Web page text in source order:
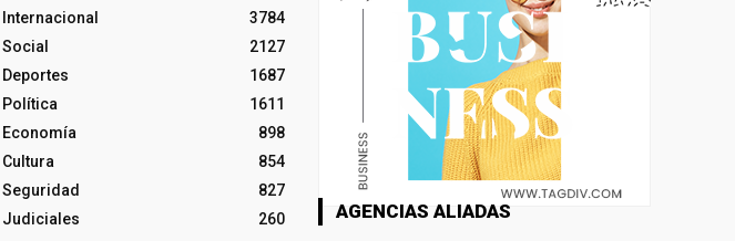
Internacional
3784
Social
2127
Deportes
1687
Política
1611
Economía
898
Cultura
854
Seguridad
827
Judiciales
260
AGENCIAS ALIADAS